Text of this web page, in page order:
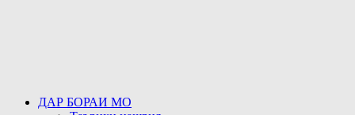
ДАР БОРАИ МО